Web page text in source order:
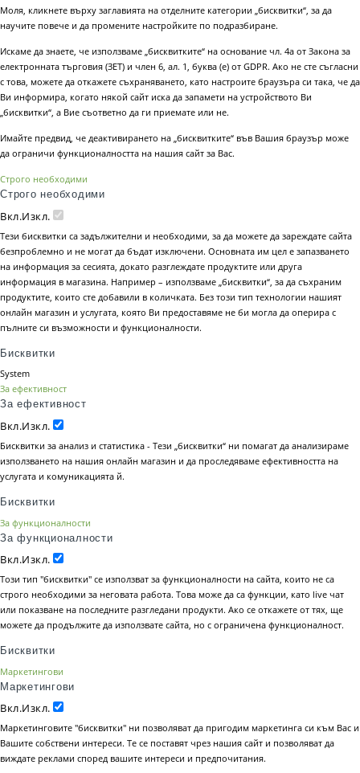
Моля, кликнете върху заглавията на отделните категории „бисквитки“, за да
научите повече и да промените настройките по подразбиране.
Искаме да знаете, че използваме „бисквитките“ на основание чл. 4а от Закона за
електронната търговия (ЗЕТ) и член 6, ал. 1, буква (е) от GDPR. Ако не сте съгласни
с това, можете да откажете съхраняването, като настроите браузъра си така, че да
Ви информира, когато някой сайт иска да запамети на устройството Ви
„бисквитки“, а Вие съответно да ги приемате или не.
Имайте предвид, че деактивирането на „бисквитките“ във Вашия браузър може
да ограничи функционалността на нашия сайт за Вас.
Строго необходими
Строго необходими
Вкл.Изкл.
Тези бисквитки са задължителни и необходими, за да можете да зареждате сайта
безпроблемно и не могат да бъдат изключени. Основната им цел е запазването
на информация за сесията, докато разглеждате продуктите или друга
информация в магазина. Например – използваме „бисквитки“, за да съхраним
продуктите, които сте добавили в количката. Без този тип технологии нашият
онлайн магазин и услугата, която Ви предоставяме не би могла да оперира с
пълните си възможности и функционалности.
Бисквитки
System
За ефективност
За ефективност
Вкл.Изкл.
Бисквитки за анализ и статистика - Тези „бисквитки“ ни помагат да анализираме
използването на нашия онлайн магазин и да проследяваме ефективността на
услугата и комуникацията й.
Бисквитки
За функционалности
За функционалности
Вкл.Изкл.
Този тип "бисквитки" се използват за функционалности на сайта, които не са
строго необходими за неговата работа. Това може да са функции, като live чат
или показване на последните разгледани продукти. Ако се откажете от тях, ще
можете да продължите да използвате сайта, но с ограничена функционалност.
Бисквитки
Маркетингови
Маркетингови
Вкл.Изкл.
Маркетинговите "бисквитки" ни позволяват да пригодим маркетинга си към Вас и
Вашите собствени интереси. Те се поставят чрез нашия сайт и позволяват да
виждате реклами според вашите интереси и предпочитания.